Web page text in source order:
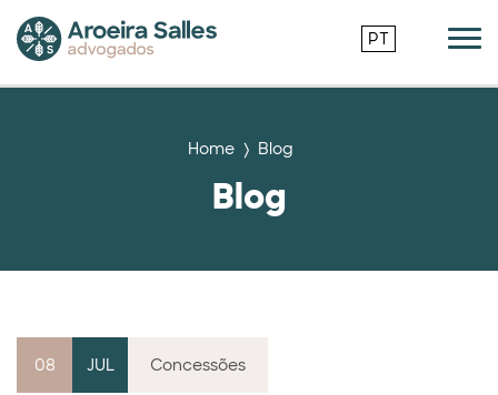
PT
Home Blog
Blog
08 JUL Concessões